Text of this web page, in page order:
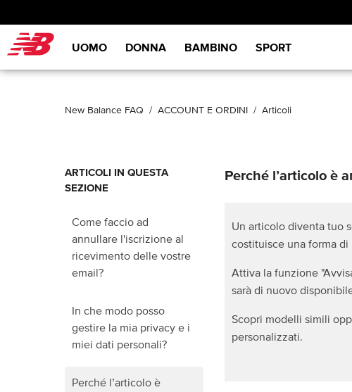
New Balance
UOMO DONNA BAMBINO SPORT
New Balance FAQ ACCOUNT E ORDINI Articoli
ARTICOLI IN QUESTA
SEZIONE
Come faccio ad
annullare l'iscrizione al
ricevimento delle vostre
email?
In che modo posso
gestire la mia privacy e i
miei dati personali?
Perché l’articolo è
Perché l’articolo è
Un articolo diventa tuo
costituisce una forma
Attiva la funzione
sarà di nuovo
Scopri modelli simili
personalizzati.